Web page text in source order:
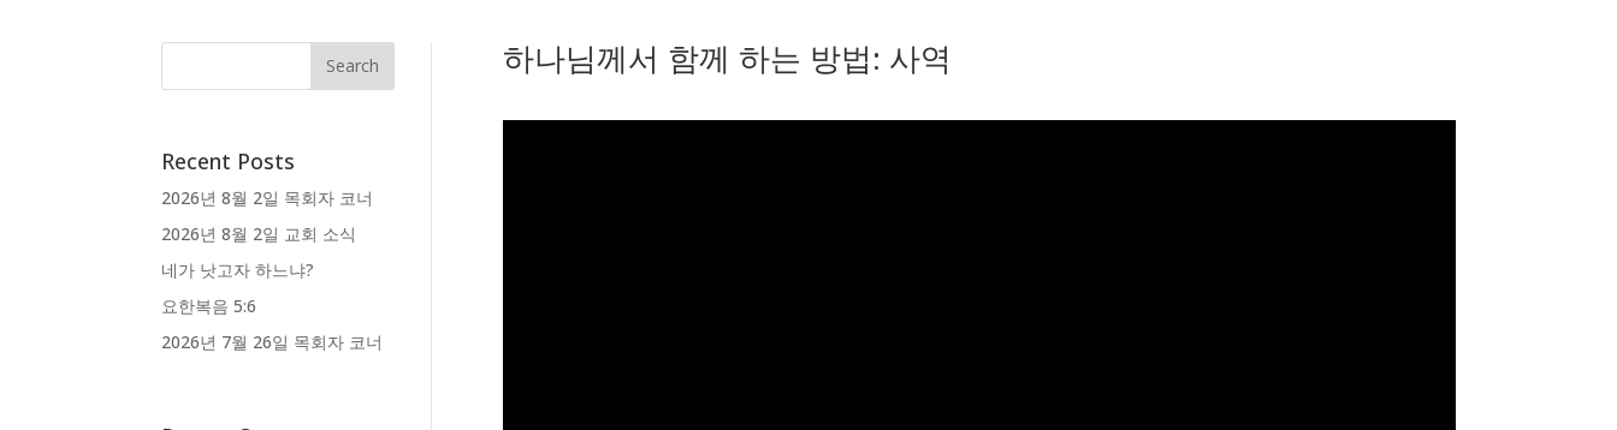
Recent Posts
2026년 8월 2일 목회자 코너
2026년 8월 2일 교회 소식
네가 낫고자 하느냐?
요한복음 5:6
2026년 7월 26일 목회자 코너
하나님께서 함께 하는 방법: 사역